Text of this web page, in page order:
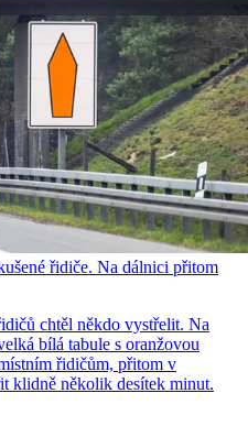
řidiče. Na dálnici přitom
chtěl někdo vystřelit. Na
bílá tabule s oranžovou
řidičům, přitom v
klidně několik desítek minut.